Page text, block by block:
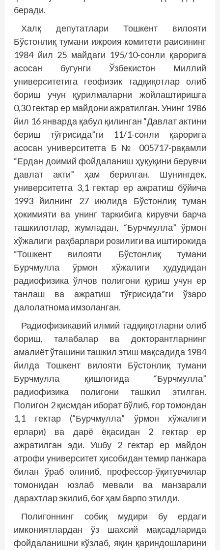
беради.
Халқ депутатлари Тошкент вилояти
Бўстонлиқ тумани ижроия комитети раисининг
1984 йил 25 майдаги 195/10-сонли қарорига
асосан бугунги Ўзбекистон Миллий
университетига геофизик тадқиқотлар олиб
бориш учун қурилмаларни жойлаштиришга
0,30 гектар ер майдони ажратилган. Унинг 1986
йил 16 январда қабул қилинган “Давлат актини
бериш тўғрисида”ги 11/1-сонли қарорига
асосан университетга Б № 005717-рақамли
“Ердан доимий фойдаланиш ҳуқуқини берувчи
давлат акти” ҳам берилган. Шунингдек,
университетга 3,1 гектар ер ажратиш бўйича
1993 йилнинг 27 июлида Бўстонлиқ туман
ҳокимияти ва унинг таркибига кирувчи барча
ташкилотлар, жумладан, “Бурчмулла” ўрмон
хўжалиги раҳбарлари розилиги ва иштирокида
“Тошкент вилояти Бўстонлиқ тумани
Бурчмулла ўрмон хўжалиги ҳудудидан
радиофизика ўлчов полигони қуриш учун ер
танлаш ва ажратиш тўғрисида”ги ўзаро
далолатнома имзоланган.
Радиофизикавий илмий тадқиқотларни олиб
бориш, талабалар ва докторантларнинг
амалиёт ўташини ташкил этиш мақсадида 1984
йилда Тошкент вилояти Бўстонлиқ тумани
Бурчмулла қишлоғида “Бурчмулла”
радиофизика полигони ташкил этилган.
Полигон 2 қисмдан иборат бўлиб, ғор томондан
1,1 гектар (“Бурчмулла” ўрмон хўжалиги
ерлари) ва дарё ёқасидан 2 гектар ер
ажратилган эди. Ушбу 2 гектар ер майдон
атрофи университет ҳисобидан темир панжара
билан ўраб олиниб, профессор-ўқитувчилар
томонидан юзлаб мевали ва манзарали
дарахтлар экилиб, боғ ҳам барпо этилди.
Полигоннинг собиқ мудири бу ердаги
имкониятлардан ўз шахсий мақсадларида
фойдаланишни кўзлаб, яқин қариндошларини